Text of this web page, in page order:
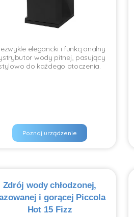
elegancki i funkcjonalny
wody pitnej, pasujący
do każdego otoczenia.
Poznaj urządzenie
Zdrój wody chłodzonej,
i gorącej Piccola
Hot 15 Fizz